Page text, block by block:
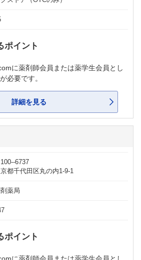
ポイント
に薬剤師会員または薬学生会員とし
が必要です。
詳細を見る
6737
都千代田区丸の内1-9-1
薬局
ポイント